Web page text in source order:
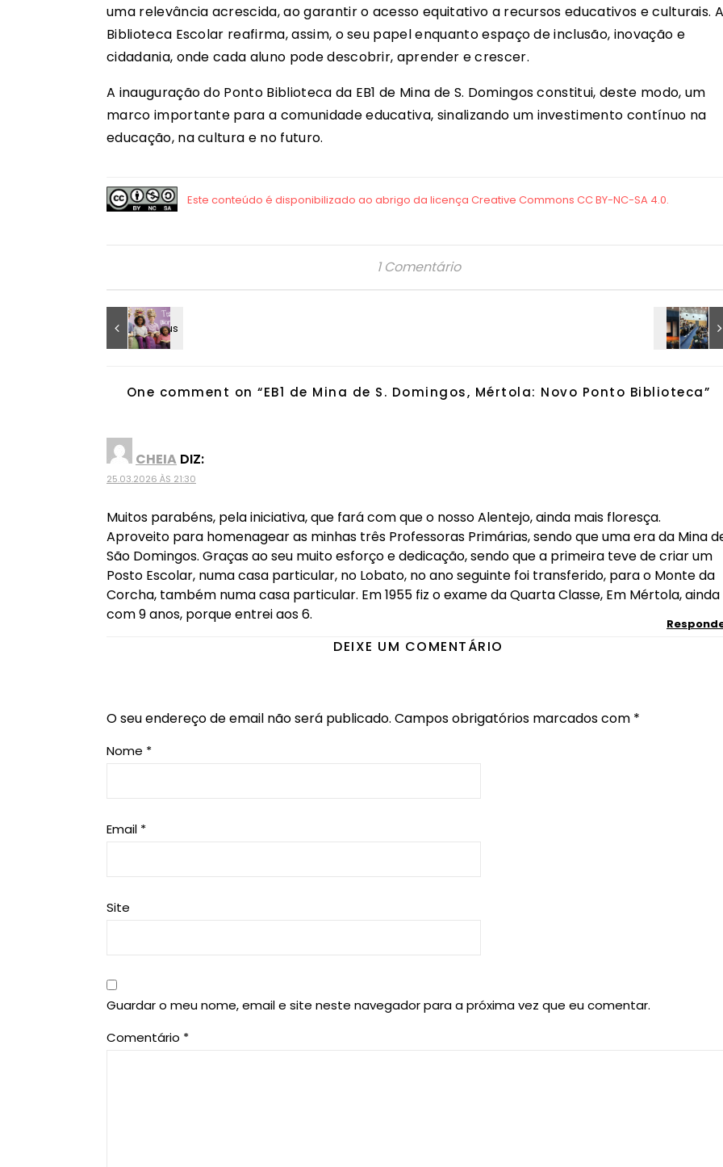
uma relevância acrescida, ao garantir o acesso equitativo a recursos educativos e culturais.
Biblioteca Escolar reafirma, assim, o seu papel enquanto espaço de inclusão, inovação e
cidadania, onde cada aluno pode descobrir, aprender e crescer.
A inauguração do Ponto Biblioteca da EB1 de Mina de S. Domingos constitui, deste modo, um
marco importante para a comunidade educativa, sinalizando um investimento contínuo na
educação, na cultura e no futuro.
1 Comentário
One comment on “EB1 de Mina de S. Domingos, Mértola: Novo Ponto Biblioteca”
CHEIA DIZ:
25.03.2026 ÀS 21:30
Muitos parabéns, pela iniciativa, que fará com que o nosso Alentejo, ainda mais floresça.
Aproveito para homenagear as minhas três Professoras Primárias, sendo que uma era da Mina
São Domingos. Graças ao seu muito esforço e dedicação, sendo que a primeira teve de criar um
Posto Escolar, numa casa particular, no Lobato, no ano seguinte foi transferido, para o Monte da
Corcha, também numa casa particular. Em 1955 fiz o exame da Quarta Classe, Em Mértola, ainda
com 9 anos, porque entrei aos 6.
DEIXE UM COMENTÁRIO
O seu endereço de email não será publicado. Campos obrigatórios marcados com *
Nome *
Email *
Site
Guardar o meu nome, email e site neste navegador para a próxima vez que eu comentar.
Comentário *